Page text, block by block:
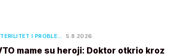
I PROBLE… 5.8.2026.
mame su heroji: Doktor otkrio kroz